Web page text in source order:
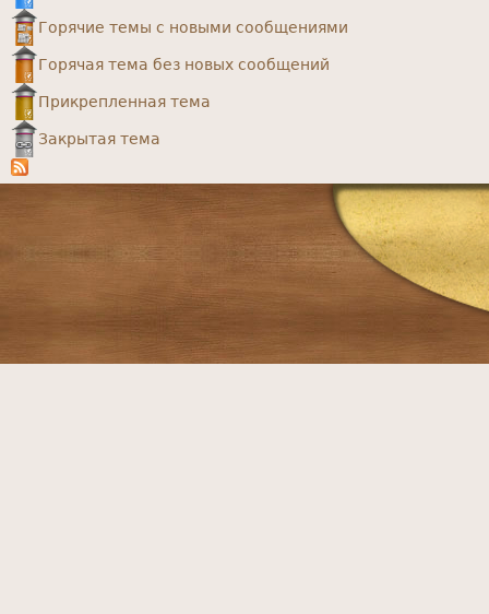
Горячие темы с новыми сообщениями
Горячая тема без новых сообщений
Прикрепленная тема
Закрытая тема
Главное
меню